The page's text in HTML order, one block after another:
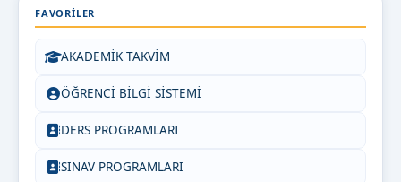
FAVORILER
AKADEMİK TAKVİM
ÖĞRENCİ BİLGİ SİSTEMİ
DERS PROGRAMLARI
SINAV PROGRAMLARI